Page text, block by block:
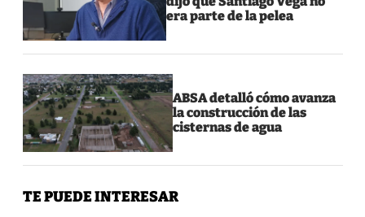
era parte de la pelea
ABSA detalló cómo avanza
la construcción de las
cisternas de agua
TE PUEDE INTERESAR